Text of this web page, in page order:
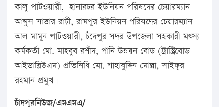
কালু পাটওয়ারী, হানারচর ইউনিয়ন পরিষদের চেয়ারম্যান
আব্দুস সাত্তার রাঢ়ী, রামপুর ইউনিয়ন পরিষদের চেয়ারম্যান
আল মামুন পাটওয়ারী, চঁদেপুর সদর উপজেলা সহকারী মৎস্য
কর্মকর্তা মো. মাহবুব রশীদ, পানি উন্নয়ন বোড (ট্রাস্ট্রিবোড
আইডাব্লিউএম) প্রতিনিধি মো. শাহাবুদ্দিন মোল্লা, সাইফুর
রহমান প্রমুখ।
চাঁদপুরনিউজ/এমএমএ/